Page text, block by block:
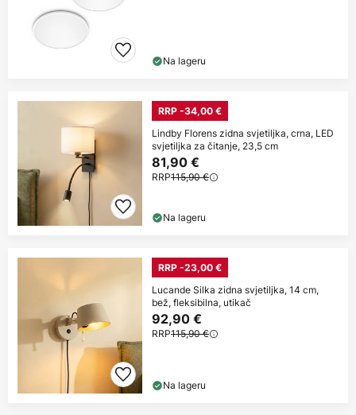
Na lageru
RRP -34,00 €
Lindby Florens zidna svjetiljka, crna, LED
svjetiljka za čitanje, 23,5 cm
81,90 €
RRP115,90 €
Na lageru
RRP -23,00 €
Lucande Silka zidna svjetiljka, 14 cm,
bež, fleksibilna, utikač
92,90 €
RRP115,90 €
Na lageru